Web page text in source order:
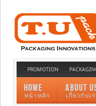
PROMOTION
HOME
หน้าหลัก
ABOUT
เกี่ยวกับเร